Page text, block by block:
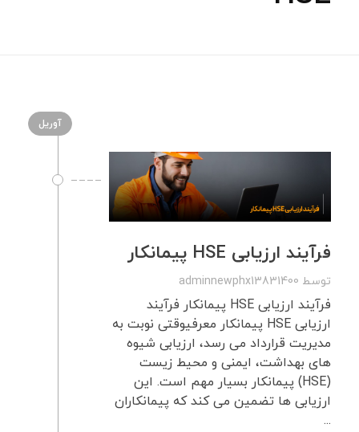
آوریل
فرآیند ارزیابی HSE پیمانکار
توسط adminnewphx13831400
فرآیند ارزیابی HSE پیمانکار فرآیند
ارزیابی HSE پیمانکار معرفیوقتی نوبت به
مدیریت قرارداد می رسد، ارزیابی شیوه
های بهداشت، ایمنی و محیط زیست
(HSE) پیمانکار بسیار مهم است. این
ارزیابی ها تضمین می کند که پیمانکاران
...